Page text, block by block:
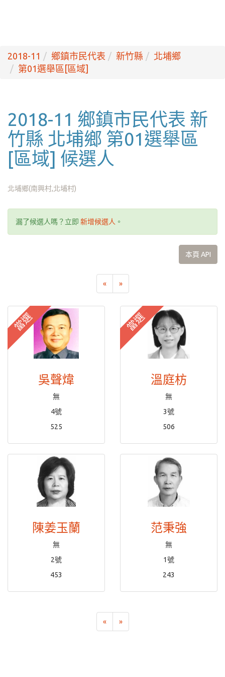
2018-11 鄉鎮市民代表 新竹縣
北埔鄉
第01選舉區[區域]
2018-11 鄉鎮市民代表 新
竹縣 北埔鄉 第01選舉區
[區域] 候選人
北埔鄉(南興村,北埔村)
漏了候選人嗎？立即 新增候選人 。
本頁 API
« »
當選
吳聲煒
無
4號
525
當選
溫庭枋
無
3號
506
陳姜玉蘭
無
2號
453
范秉強
無
1號
243
« »